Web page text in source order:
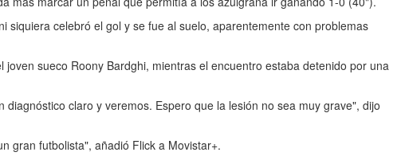
siquiera celebró el gol y se fue al suelo, aparentemente con problemas
sueco Roony Bardghi, mientras el encuentro estaba detenido por una
claro y veremos. Espero que la lesión no sea muy grave", dijo
gran futbolista", añadió Flick a Movistar+.